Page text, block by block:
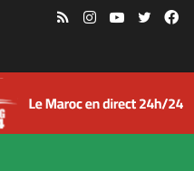
RSS InstagramYouTube